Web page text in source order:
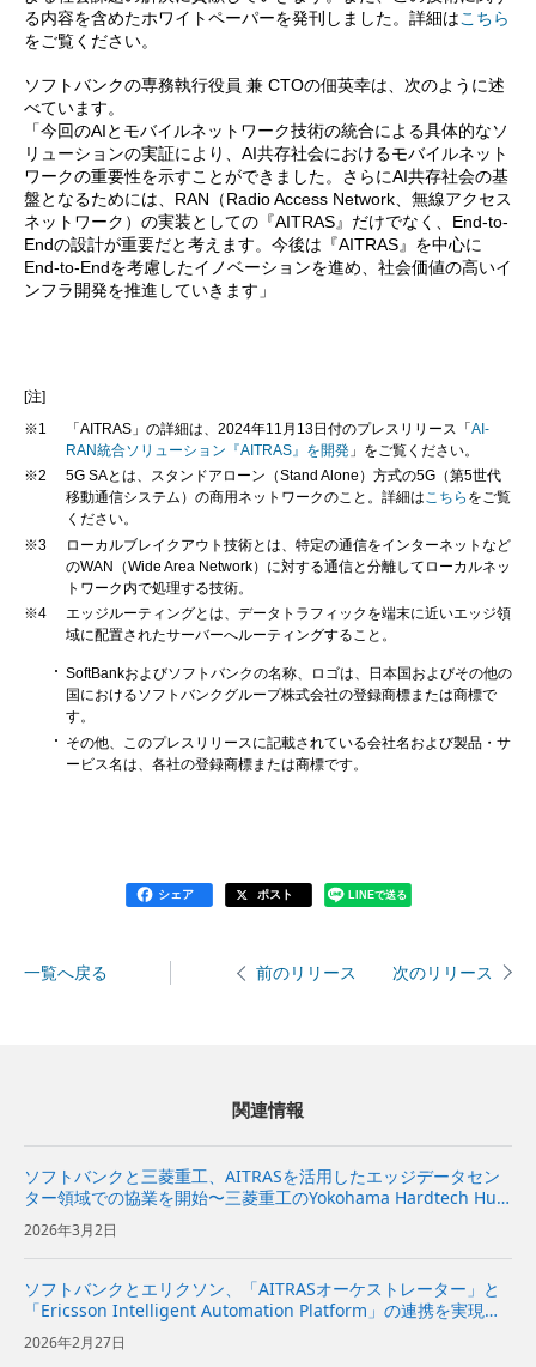
る内容を含めたホワイトペーパーを発刊しました。詳細はこちら
をご覧ください。
ソフトバンクの専務執行役員 兼 CTOの佃英幸は、次のように述
べています。
「今回のAIとモバイルネットワーク技術の統合による具体的なソ
リューションの実証により、AI共存社会におけるモバイルネット
ワークの重要性を示すことができました。さらにAI共存社会の基
盤となるためには、RAN（Radio Access Network、無線アクセス
ネットワーク）の実装としての『AITRAS』だけでなく、End-to-
Endの設計が重要だと考えます。今後は『AITRAS』を中心に
End-to-Endを考慮したイノベーションを進め、社会価値の高いイ
ンフラ開発を推進していきます」
[注]
※1
「AITRAS」の詳細は、2024年11月13日付のプレスリリース「AI-
RAN統合ソリューション『AITRAS』を開発 」をご覧ください。
※2
5G SAとは、スタンドアローン（Stand Alone）方式の5G（第5世代
移動通信システム）の商用ネットワークのこと。詳細はこちら をご覧
ください。
※3
ローカルブレイクアウト技術とは、特定の通信をインターネットなど
のWAN（Wide Area Network）に対する通信と分離してローカルネッ
トワーク内で処理する技術。
※4
エッジルーティングとは、データトラフィックを端末に近いエッジ領
域に配置されたサーバーへルーティングすること。
SoftBankおよびソフトバンクの名称、ロゴは、日本国およびその他の
国におけるソフトバンクグループ株式会社の登録商標または商標で
す。
その他、このプレスリリースに記載されている会社名および製品・サ
ービス名は、各社の登録商標または商標です。
シェア ポスト LINEで送る
一覧へ戻る 前のリリース 次のリリース
関連情報
ソフトバンクと三菱重工、AITRASを活用したエッジデータセン
ター領域での協業を開始〜三菱重工のYokohama Hardtech Hub
で、オンプレミス環境下における「AITRAS」を活用したエッジA
Iアプリケーションの実証実験を開始 〜...
2026年3月2日
ソフトバンクとエリクソン、「AITRASオーケストレーター」と
「Ericsson Intelligent Automation Platform」の連携を実現～A
IとRANを横断した動的な計算資源の配分により、AI and RANの
ユースケ...
2026年2月27日